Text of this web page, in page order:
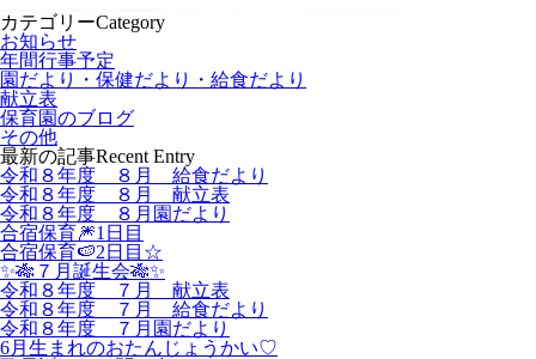
カテゴリーCategory
お知らせ
年間行事予定
園だより・保健だより・給食だより
献立表
保育園のブログ
その他
最新の記事Recent Entry
令和８年度 ８月 給食だより
令和８年度 ８月 献立表
令和８年度 ８月園だより
合宿保育🎆1日目
合宿保育🍉2日目☆
✨🎋７月誕生会🎋✨
令和８年度 ７月 献立表
令和８年度 ７月 給食だより
令和８年度 ７月園だより
6月生まれのおたんじょうかい♡